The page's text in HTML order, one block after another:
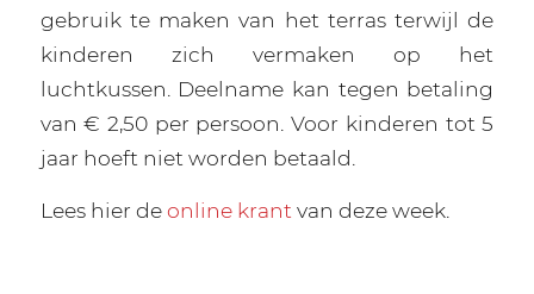
gebruik te maken van het terras terwijl de
kinderen zich vermaken op het
luchtkussen. Deelname kan tegen betaling
van € 2,50 per persoon. Voor kinderen tot 5
jaar hoeft niet worden betaald.
Lees hier deonline krant van deze week.